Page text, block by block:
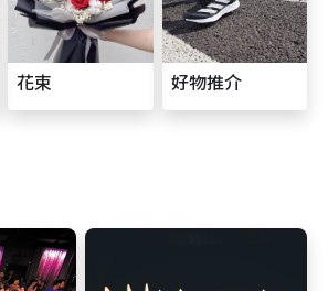
花束 好物推介